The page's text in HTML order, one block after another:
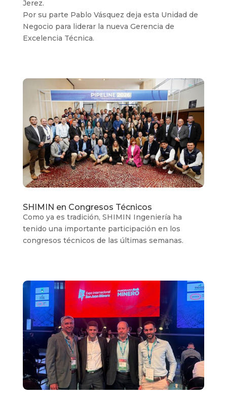
Jerez.
Por su parte Pablo Vásquez deja esta Unidad de
Negocio para liderar la nueva Gerencia de
Excelencia Técnica.
SHIMIN en Congresos Técnicos
Como ya es tradición, SHIMIN Ingeniería ha
tenido una importante participación en los
congresos técnicos de las últimas semanas.